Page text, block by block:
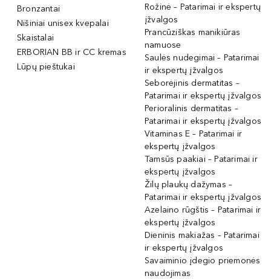
Bronzantai
Nišiniai unisex kvepalai
Skaistalai
ERBORIAN BB ir CC kremas
Lūpų pieštukai
Rožinė – Patarimai ir ekspertų
įžvalgos
Prancūziškas manikiūras
namuose
Saulės nudegimai – Patarimai
ir ekspertų įžvalgos
Seborėjinis dermatitas –
Patarimai ir ekspertų įžvalgos
Perioralinis dermatitas –
Patarimai ir ekspertų įžvalgos
Vitaminas E – Patarimai ir
ekspertų įžvalgos
Tamsūs paakiai – Patarimai ir
ekspertų įžvalgos
Žilų plaukų dažymas –
Patarimai ir ekspertų įžvalgos
Azelaino rūgštis – Patarimai ir
ekspertų įžvalgos
Dieninis makiažas – Patarimai
ir ekspertų įžvalgos
Savaiminio įdegio priemonės
naudojimas